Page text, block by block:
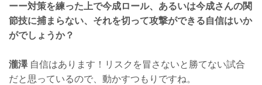
ーー対策を練った上で今成ロール、あるいは今成さんの関
節技に捕まらない、それを切って攻撃ができる自信はいか
がでしょうか？
瀧澤自信はあります！リスクを冒さないと勝てない試合
だと思っているので、動かすつもりですね。